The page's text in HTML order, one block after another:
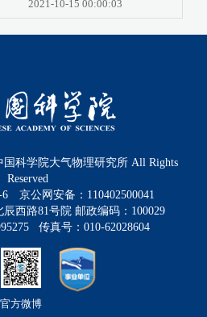
2021-10-15 00:00:03
国科学院大气物理研究所 All Rights
Reserved
6
京公网安备：110402500041
西路81号院 邮政编码：100029
传真号：010-62028604
官方微博